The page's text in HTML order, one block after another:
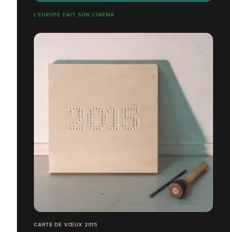
L'EUROPE FAIT SON CINÉMA
CARTE DE VŒUX 2015